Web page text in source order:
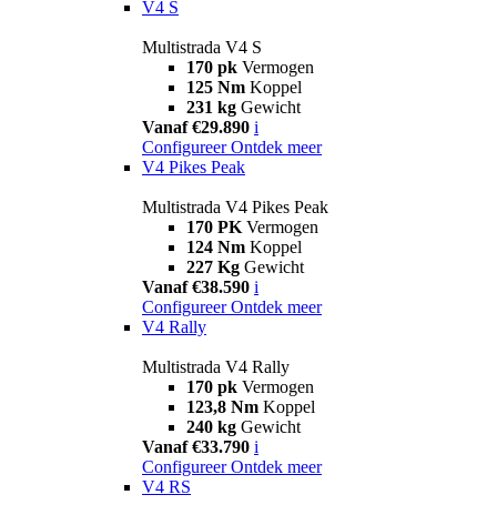
V4 S
Multistrada V4 S
170 pk Vermogen
125 Nm Koppel
231 kg Gewicht
Vanaf €29.890 i
Configureer Ontdek meer
V4 Pikes Peak
Multistrada V4 Pikes Peak
170 PK Vermogen
124 Nm Koppel
227 Kg Gewicht
Vanaf €38.590 i
Configureer Ontdek meer
V4 Rally
Multistrada V4 Rally
170 pk Vermogen
123,8 Nm Koppel
240 kg Gewicht
Vanaf €33.790 i
Configureer Ontdek meer
V4 RS